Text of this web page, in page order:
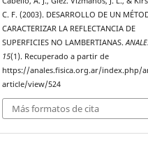
C. F. (2003). DESARROLLO DE UN
CARACTERIZAR LA REFLECTANCIA DE
SUPERFICIES NO LAMBERTIANAS.
15(1). Recuperado a partir de
https://anales.fisica.org.ar/index.php/
article/view/524
Más formatos de cita